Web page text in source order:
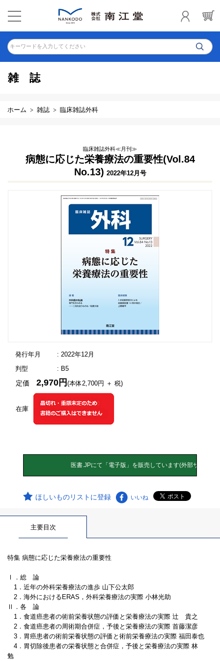
キーワードを入力してください
雑誌
ホーム 雑誌 臨床雑誌外科
臨床雑誌外科≪月刊≫
病態に応じた栄養療法の重要性(Vol.84
No.13) 2022年12月号
発行年月
: 2022年12月
判型
: B5
在庫
定価2,970円(本体2,700円 ＋ 税)
ほしいものリストに登録 いいね
主要目次
特集 病態に応じた栄養療法の重要性
Ⅰ．総 論
1．近年の外科栄養療法の進歩 山下公太郎
2．海外におけるERAS，外科栄養療法の実際 小林光助
Ⅱ．各 論
1．食道癌患者の術前栄養状態の評価と栄養療法の実際 辻 貴之
2．食道癌患者の周術期合併症，予後と栄養療法の実際 首藤潔彦
3．胃癌患者の術前栄養状態の評価と術前栄養療法の実際 福田泰也
4．胃切除後患者の栄養状態と合併症，予後と栄養療法の実際 林
勉